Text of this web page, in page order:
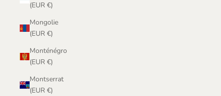
(EUR €)
Mongolie
(EUR €)
Monténégro
(EUR €)
Montserrat
(EUR €)